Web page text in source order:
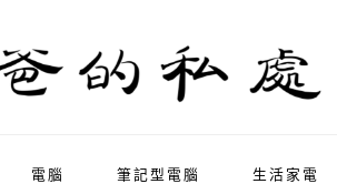
電腦 筆記型電腦 生活家電